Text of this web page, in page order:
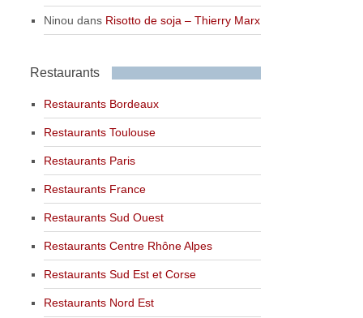
Ninou dans Risotto de soja – Thierry Marx
Restaurants
Restaurants Bordeaux
Restaurants Toulouse
Restaurants Paris
Restaurants France
Restaurants Sud Ouest
Restaurants Centre Rhône Alpes
Restaurants Sud Est et Corse
Restaurants Nord Est